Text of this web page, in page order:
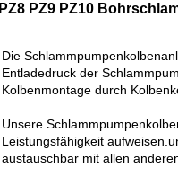
PZ8 PZ9 PZ10
Die
Entladedruck der
Kolbenmontage durch
Unsere
Leistungsfähigkeit
austauschbar mit allen